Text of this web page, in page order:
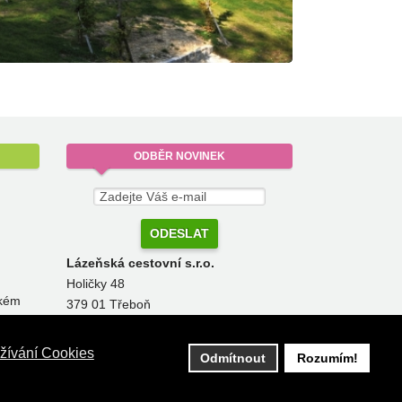
Cookies Odmítnout Rozumím!
ODBĚR NOVINEK
Lázeňská cestovní s.r.o.
Holičky 48
379 01 Třeboň